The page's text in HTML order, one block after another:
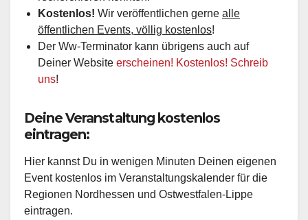
Kostenlos! Wir veröffentlichen gerne alle
öffentlichen Events, völlig kostenlos!
Der Ww-Terminator kann übrigens auch auf
Deiner Website erscheinen! Kostenlos! Schreib
uns!
Deine Veranstaltung kostenlos
eintragen:
Hier kannst Du in wenigen Minuten Deinen eigenen
Event kostenlos im Veranstaltungskalender für die
Regionen Nordhessen und Ostwestfalen-Lippe
eintragen.